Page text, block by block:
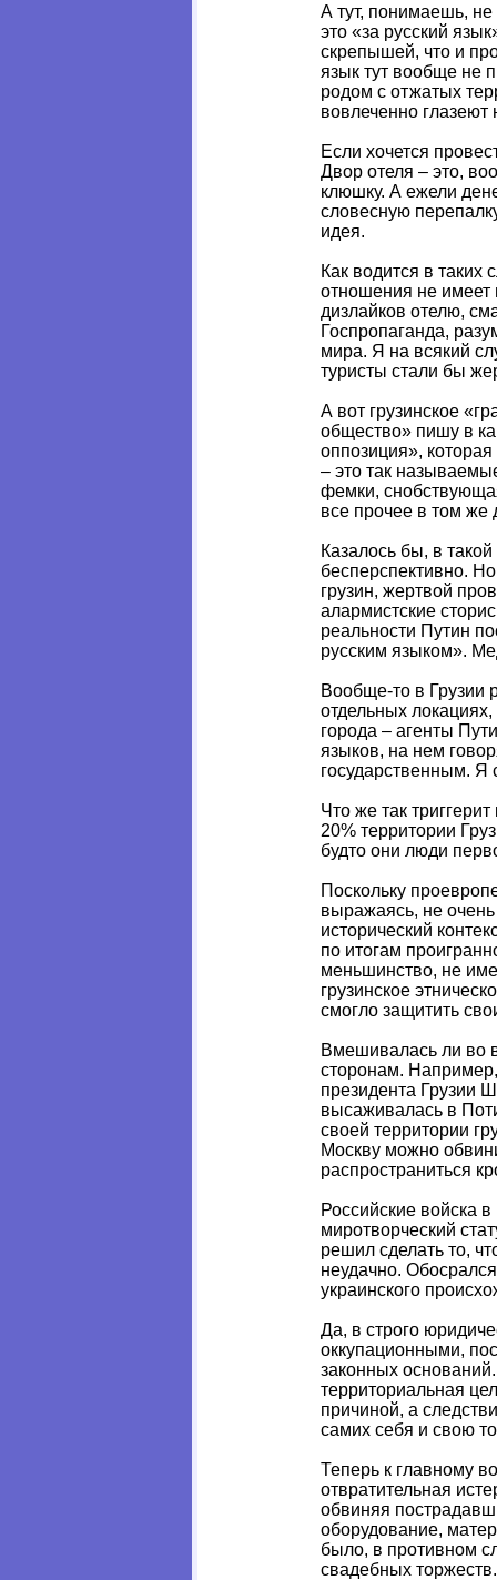
А тут, понимаешь, не
это «за русский
скрепышей, что и
язык тут вообще не
родом с отжатых
вовлеченно
Если хочется
Двор отеля – это,
клюшку. А ежели
словесную
идея.
Как водится в таких
отношения не имеет
дизлайков отелю,
Госпропаганда,
мира. Я на всякий
туристы стали бы
А вот грузинское
общество» пишу в
оппозиция»,
– это так
фемки,
все прочее в том же
Казалось бы, в
бесперспективно.
грузин, жертвой
алармистские
реальности Путин
русским языком».
Вообще-то в Грузии
отдельных
города – агенты
языков, на нем
государственным. Я
Что же так
20% территории
будто они люди
Поскольку
выражаясь, не очень
исторический
по итогам
меньшинство, не
грузинское
смогло защитить
Вмешивалась ли во
сторонам. Например,
президента Грузии
высаживалась в
своей территории
Москву можно
распространиться
Российские войска
миротворческий
решил сделать то,
неудачно.
украинского
Да, в строго
оккупационными,
законных
территориальная
причиной, а
самих себя и свою
Теперь к главному
отвратительная
обвиняя
оборудование,
было, в противном
свадебных